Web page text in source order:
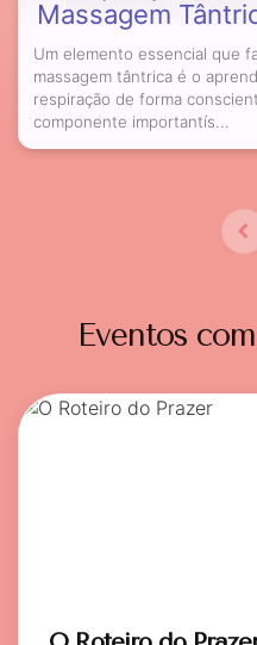
Massagem
Um elemento essencial que
massagem tântrica é o
respiração de forma
componente importantís...
Eventos